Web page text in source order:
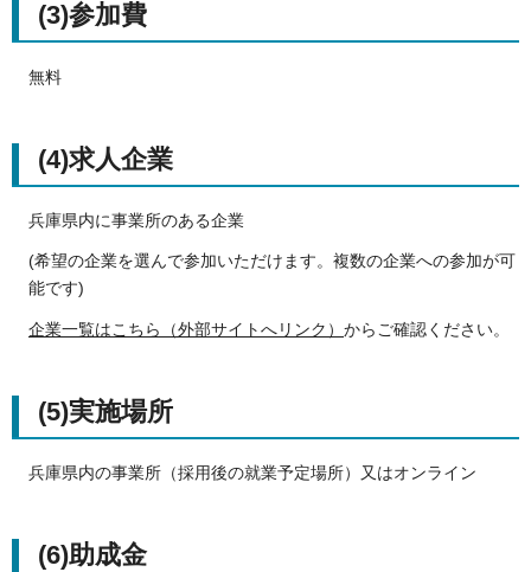
(3)参加費
無料
(4)求人企業
兵庫県内に事業所のある企業
(希望の企業を選んで参加いただけます。複数の企業への参加が可
能です)
企業一覧はこちら（外部サイトへリンク） からご確認ください。
(5)実施場所
兵庫県内の事業所（採用後の就業予定場所）又はオンライン
(6)助成金